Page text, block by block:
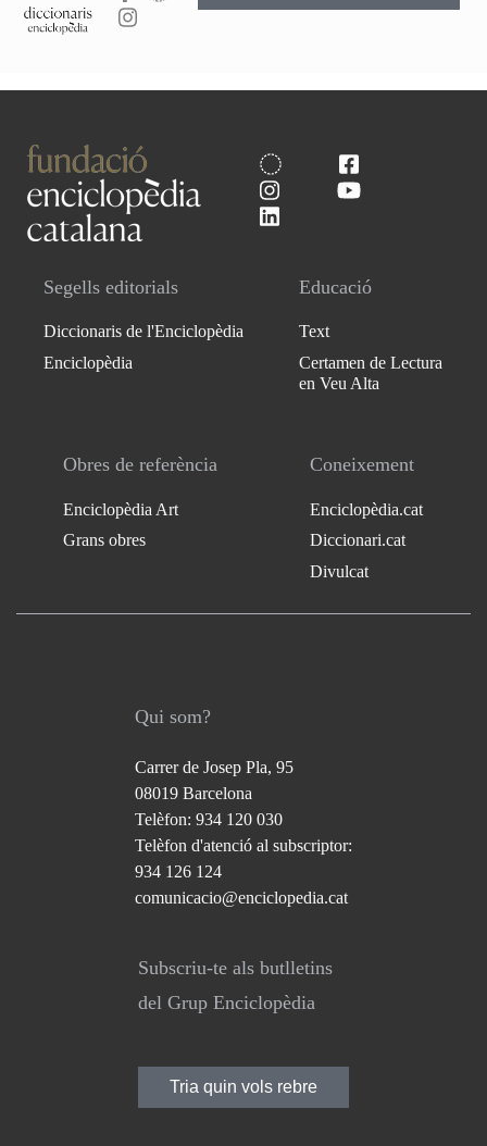
Segells editorials
Diccionaris de l'Enciclopèdia
Enciclopèdia
Educació
Text
Certamen de Lectura
en Veu Alta
Obres de referència
Enciclopèdia Art
Grans obres
Coneixement
Enciclopèdia.cat
Diccionari.cat
Divulcat
Qui som?
Carrer de Josep Pla, 95
08019 Barcelona
Telèfon: 934 120 030
Telèfon d'atenció al subscriptor:
934 126 124
comunicacio@enciclopedia.cat
Subscriu-te als butlletins
del Grup Enciclopèdia
Tria quin vols rebre